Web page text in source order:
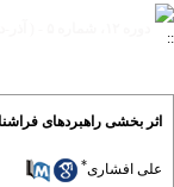
اثر بخشی راهبردهای
علی افشاری*